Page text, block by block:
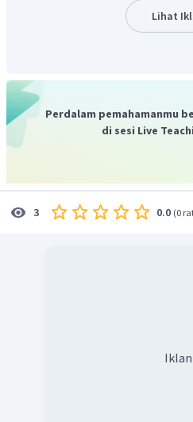
membentuk tangkai
yang
Dengan demikian, jawaban
Lihat
Perdalam pemahamanmu
di sesi Live
3 0.0 (0
Iklan